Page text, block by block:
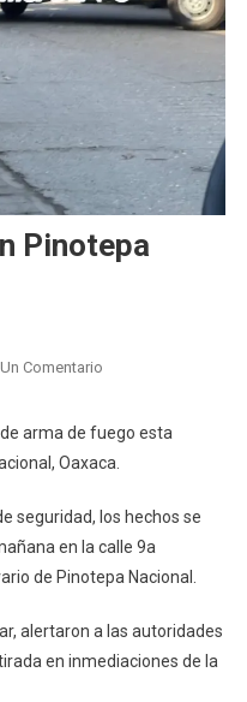
Pinotepa
ComentarioEn
Hombre
arma de fuego esta
Oaxaca.
seguridad, los hechos se
en la calle 9a
de Pinotepa Nacional.
alertaron a las autoridades
en inmediaciones de la